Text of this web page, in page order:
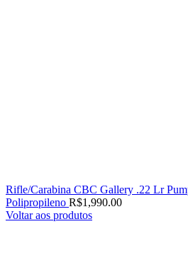
Rifle/Carabina CBC Gallery .22 Lr
Polipropileno R$1,990.00
Voltar aos produtos